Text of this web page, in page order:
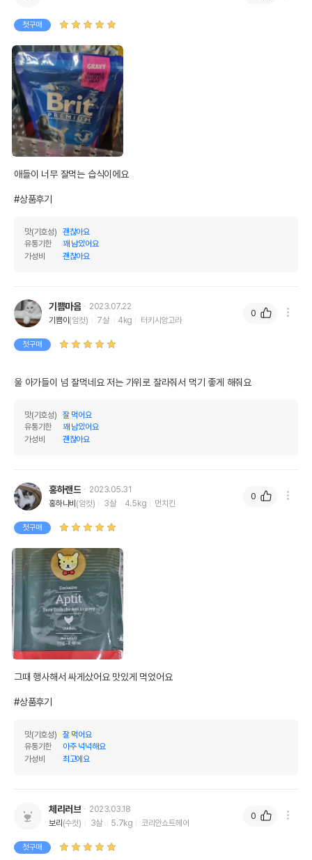
첫구매
애들이 너무 잘먹는 습식이에요
#상품후기
맛(기호성)
괜찮아요
유통기한
꽤 남았어요
가성비
괜찮아요
기쁨마음
2023.07.22
기쁨이(암컷) 7살 4kg 터키시앙고라
첫구매
울 아가들이 넘 잘먹네요 저는 가위로 잘라줘서 먹기 좋게 해줘요
맛(기호성)
잘 먹어요
유통기한
꽤 남았어요
가성비
괜찮아요
0
홍하랜드
2023.05.31
홍하나비(암컷) 3살 4.5kg 먼치킨
첫구매
그때 행사해서 싸게샀어요 맛있게 먹었어요
#상품후기
맛(기호성)
잘 먹어요
유통기한
아주 넉넉해요
가성비
최고에요
0
체리러브
2023.03.18
보리(수컷) 3살 5.7kg 코리안쇼트헤어
첫구매
0